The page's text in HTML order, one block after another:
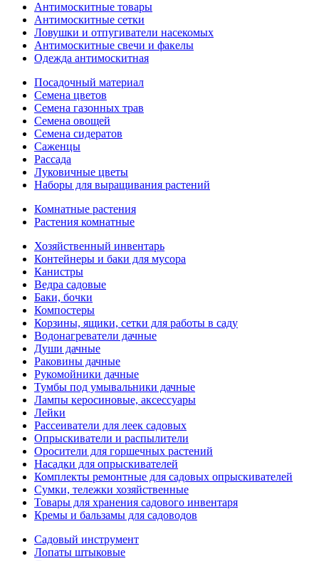
Антимоскитные товары
Антимоскитные сетки
Ловушки и отпугиватели насекомых
Антимоскитные свечи и факелы
Одежда антимоскитная
Посадочный материал
Семена цветов
Семена газонных трав
Семена овощей
Семена сидератов
Саженцы
Рассада
Луковичные цветы
Наборы для выращивания растений
Комнатные растения
Растения комнатные
Хозяйственный инвентарь
Контейнеры и баки для мусора
Канистры
Ведра садовые
Баки, бочки
Компостеры
Корзины, ящики, сетки для работы в саду
Водонагреватели дачные
Души дачные
Раковины дачные
Рукомойники дачные
Тумбы под умывальники дачные
Лампы керосиновые, аксессуары
Лейки
Рассеиватели для леек садовых
Опрыскиватели и распылители
Оросители для горшечных растений
Насадки для опрыскивателей
Комплекты ремонтные для садовых опрыскивателей
Сумки, тележки хозяйственные
Товары для хранения садового инвентаря
Кремы и бальзамы для садоводов
Садовый инструмент
Лопаты штыковые